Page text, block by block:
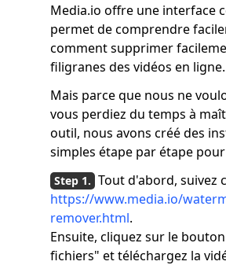
Media.io offre une interface
permet de comprendre
comment supprimer
filigranes des vidéos en ligne.
Mais parce que nous ne
vous perdiez du temps à
outil, nous avons créé des
simples étape par étape
Tout d'abord, suivez
https://www.media.io/
remover.html.
Ensuite, cliquez sur le
fichiers" et téléchargez la